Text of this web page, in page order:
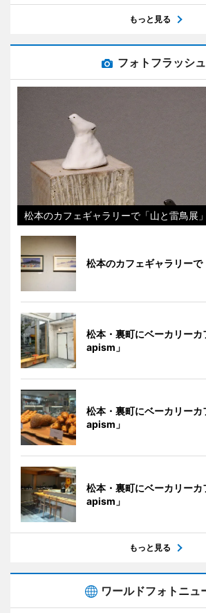
もっと見る
フォトフラッシュ
松本のカフェギャラリーで「山と雷鳥展」
松本のカフェギャラリーで
松本・裏町にベーカリー
apism」
松本・裏町にベーカリー
apism」
松本・裏町にベーカリー
apism」
もっと見る
ワールドフォトニュ